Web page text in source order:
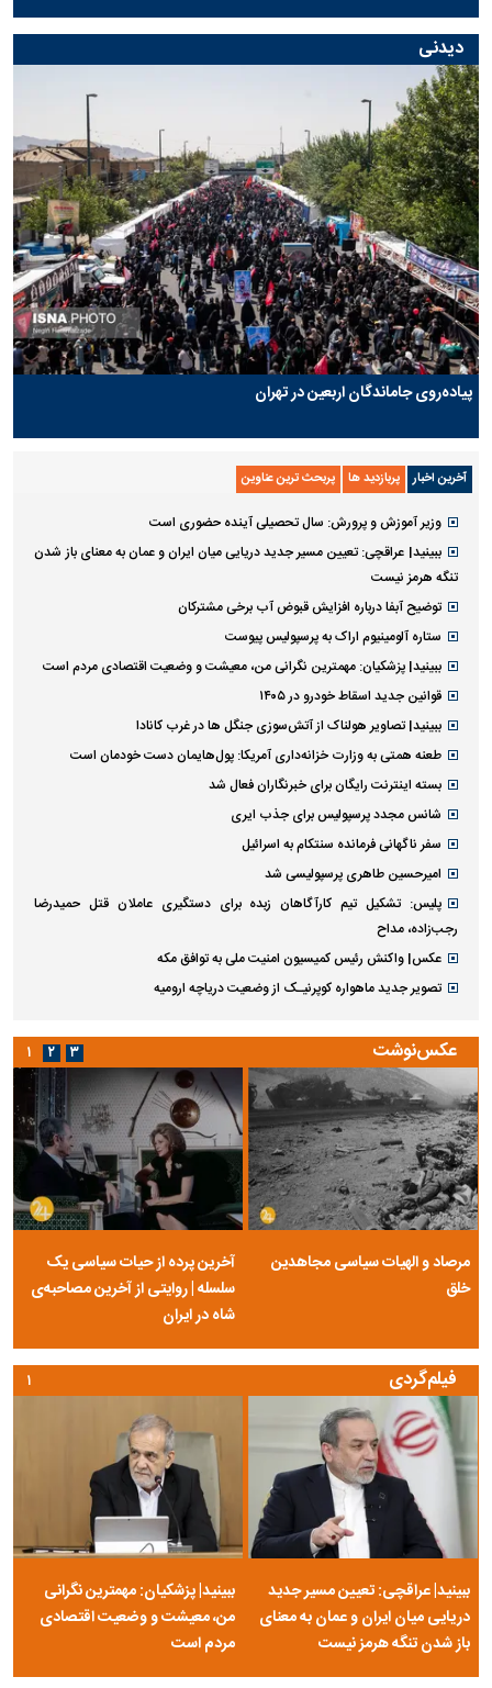
دیدنی
پیاده‌روی جاماندگان اربعین در تهران
آخرین اخبار پربازدید ها پربحث ترین عناوین
وزیر آموزش و پرورش: سال تحصیلی آینده حضوری است
ببینید| عراقچی: تعیین مسیر جدید دریایی میان ایران و عمان به معنای باز شدن
تنگه هرمز نیست
توضیح آبفا درباره افزایش قبوض آب برخی مشترکان
ستاره آلومینیوم اراک به پرسپولیس پیوست
ببینید| پزشکیان: مهمترین نگرانی من، معیشت و وضعیت اقتصادی مردم است
قوانین جدید اسقاط خودرو در ۱۴۰۵
ببینید| تصاویر هولناک از آتش‌سوزی جنگل ها در غرب کانادا
طعنه همتی به وزارت خزانه‌داری آمریکا: پول‌هایمان دست خودمان است
بسته اینترنت رایگان برای خبرنگاران فعال شد
شانس مجدد پرسپولیس برای جذب ایری
سفر ناگهانی فرمانده سنتکام به اسرائیل
امیرحسین طاهری پرسپولیسی شد
پلیس: تشکیل تیم کارآگاهان زبده برای دستگیری عاملان قتل حمیدرضا
رجب‌زاده، مداح
عکس| واکنش رئیس کمیسیون امنیت ملی به توافق مکه
تصویر جدید ماهواره کوپرنیـک از وضعیت دریاچه ارومیه
عکس‌نوشت
مرصاد و الهیات سیاسی مجاهدین
خلق
آخرین پرده از حیات سیاسی یک
سلسله | روایتی از آخرین مصاحبه‌ی
شاه در ایران
۱ ۲ ۳
فیلم‌گردی
ببینید| عراقچی: تعیین مسیر جدید
دریایی میان ایران و عمان به معنای
باز شدن تنگه هرمز نیست
ببینید| پزشکیان: مهمترین نگرانی
من، معیشت و وضعیت اقتصادی
مردم است
۱